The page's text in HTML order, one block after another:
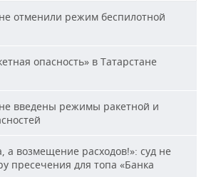
отменили режим беспилотной
опасность» в Татарстане
введены режимы ракетной и
а возмещение расходов!»: суд не
пресечения для топа «Банка